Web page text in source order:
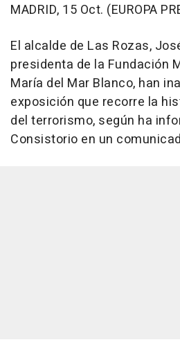
MADRID, 15 Oct. (EUROPA
El alcalde de Las Rozas,
presidenta de la Fundación
María del Mar Blanco, han
exposición que recorre la
del terrorismo, según ha
Consistorio en un